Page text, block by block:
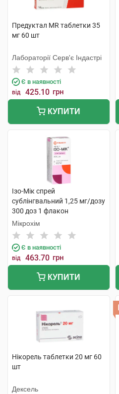
Предуктал MR таблетки 35
мг 60 шт
Лабораторії Серв'є Індастрі
Є в наявності
від 425.10 грн
КУПИТИ
Ізо-Мік спрей
сублінгвальний 1,25 мг/дозу
300 доз 1 флакон
Мікрохім
Є в наявності
від 463.70 грн
КУПИТИ
Нікорель таблетки 20 мг 60
шт
Дексель